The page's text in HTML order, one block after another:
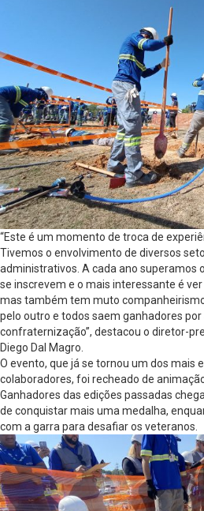
“Este é um momento de troca de
Tivemos o envolvimento de diversos
administrativos. A cada ano superamos
se inscrevem e o mais interessante é
mas também tem muto
pelo outro e todos saem ganhadores
confraternização”, destacou o diretor-
Diego Dal Magro.
O evento, que já se tornou um dos mais
colaboradores, foi recheado de
Ganhadores das edições passadas
de conquistar mais uma medalha,
com a garra para desafiar os veteranos.